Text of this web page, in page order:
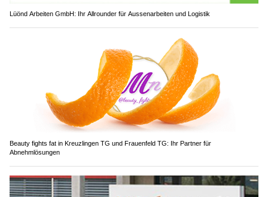
Lüönd Arbeiten GmbH: Ihr Allrounder für Aussenarbeiten und Logistik
Beauty fights fat in Kreuzlingen TG und Frauenfeld TG: Ihr Partner für
Abnehmlösungen